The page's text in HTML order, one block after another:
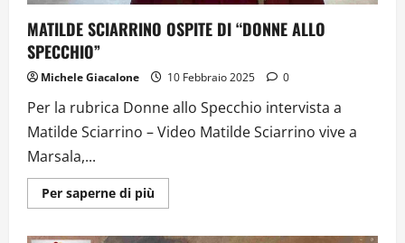
MATILDE SCIARRINO OSPITE DI “DONNE ALLO
SPECCHIO”
Michele Giacalone 10 Febbraio 2025 0
Per la rubrica Donne allo Specchio intervista a
Matilde Sciarrino – Video Matilde Sciarrino vive a
Marsala,...
Per saperne di piùUlteriori
informazioni